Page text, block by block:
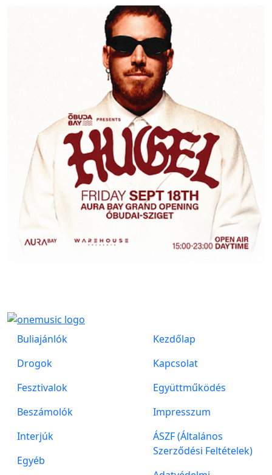
Buliajánlók
Drogok
Fesztivalok
Beszámolók
Interjúk
Egyéb
Kezdőlap
Kapcsolat
Együttműködés
Impresszum
ÁSZF (Általános
Szerződési Feltételek)